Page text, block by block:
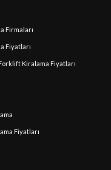
Firmaları
Fiyatları
Kiralama Fiyatları
Fiyatları